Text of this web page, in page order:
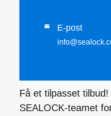
 E-post
Få et tilpasset
SEALOCK-teamet